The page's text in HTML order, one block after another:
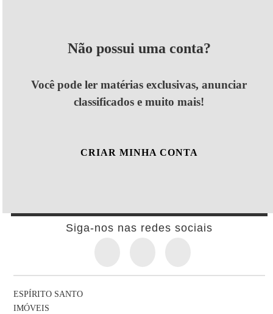
Não possui uma conta?
Você pode ler matérias exclusivas, anunciar
classificados e muito mais!
CRIAR MINHA CONTA
Siga-nos nas redes sociais
ESPÍRITO SANTO
IMÓVEIS